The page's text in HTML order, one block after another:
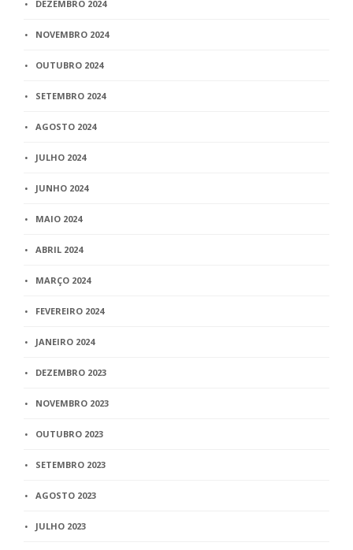
DEZEMBRO 2024
NOVEMBRO 2024
OUTUBRO 2024
SETEMBRO 2024
AGOSTO 2024
JULHO 2024
JUNHO 2024
MAIO 2024
ABRIL 2024
MARÇO 2024
FEVEREIRO 2024
JANEIRO 2024
DEZEMBRO 2023
NOVEMBRO 2023
OUTUBRO 2023
SETEMBRO 2023
AGOSTO 2023
JULHO 2023